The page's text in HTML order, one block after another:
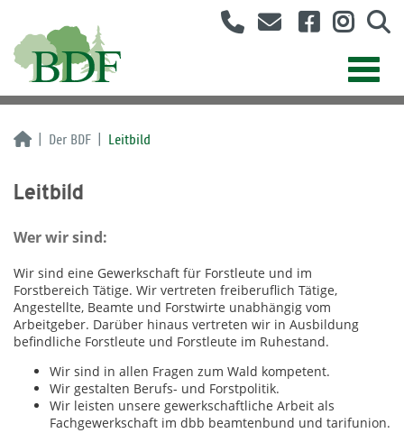
Der BDF Leitbild
Leitbild
Wer wir sind:
Wir sind eine Gewerkschaft für Forstleute und im
Forstbereich Tätige. Wir vertreten freiberuflich Tätige,
Angestellte, Beamte und Forstwirte unabhängig vom
Arbeitgeber. Darüber hinaus vertreten wir in Ausbildung
befindliche Forstleute und Forstleute im Ruhestand.
Wir sind in allen Fragen zum Wald kompetent.
Wir gestalten Berufs- und Forstpolitik.
Wir leisten unsere gewerkschaftliche Arbeit als
Fachgewerkschaft im dbb beamtenbund und tarifunion.